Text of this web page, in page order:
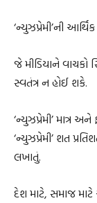
‘ન્યુઝપ્રેમી’ની
જે મીડિયાને વાચકો
સ્વતંત્ર ન હોઈ શકે.
‘ન્યુઝપ્રેમી’ માત્ર
‘ન્યુઝપ્રેમી’ શત
લખાતું.
દેશ માટે, સમાજ